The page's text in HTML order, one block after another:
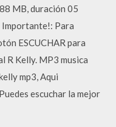
MB, duración 05
Importante!: Para
ESCUCHAR para
R Kelly. MP3 musica
mp3, Aqui
escuchar la mejor